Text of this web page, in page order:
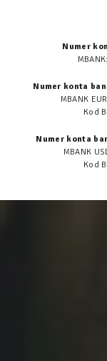
Numer
Numer konta
MBANK
Kod
Numer konta
MBANK
Kod